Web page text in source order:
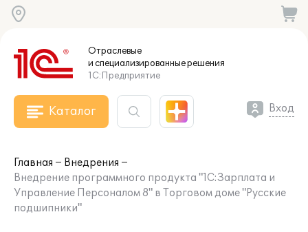
Отраслевые
и специализированныерешения
1С:Предприятие
Каталог Вход
Главная
Внедрения
Внедрение программного продукта "1С:Зарплата и
Управление Персоналом 8" в Торговом доме "Русские
подшипники"